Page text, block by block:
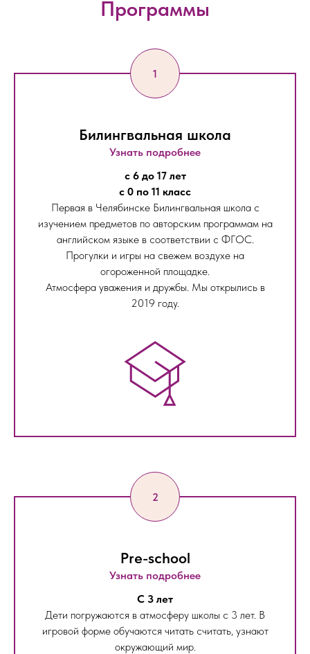
Программы
Билингвальная школа
Узнать подробнее
с 6 до 17 лет
с 0 по 11 класс
Первая в Челябинске Билингвальная школа с
изучением предметов по авторским программам на
английском языке в соответствии с ФГОС.
Прогулки и игры на свежем воздухе на
огороженной площадке.
Атмосфера уважения и дружбы. Мы открылись в
2019 году.
Pre-school
Узнать подробнее
С 3 лет
Дети погружаются в атмосферу школы с 3 лет. В
игровой форме обучаются читать считать, узнают
окружающий мир.